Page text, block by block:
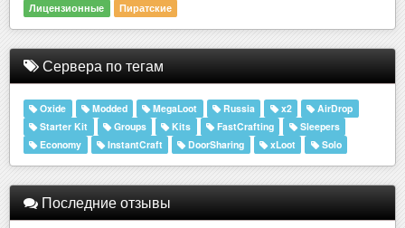
Лицензионные Пиратские
Сервера по тегам
Oxide Modded MegaLoot Russia x2
AirDrop
Starter Kit
Groups Kits FastCrafting
Sleepers
Economy
InstantCraft DoorSharing xLoot Solo
Последние отзывы